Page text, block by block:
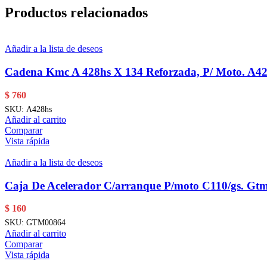
Productos relacionados
Añadir a la lista de deseos
Cadena Kmc A 428hs X 134 Reforzada, P/ Moto.
$ 760
SKU: A428hs
Añadir al carrito
Comparar
Vista rápida
Añadir a la lista de deseos
Caja De Acelerador C/arranque P/moto C110/gs.
$ 160
SKU: GTM00864
Añadir al carrito
Comparar
Vista rápida